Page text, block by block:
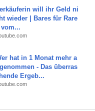
will ihr Geld ni
wieder | Bares für Rare
hat in 1 Monat mehr a
- Das überras
Ergeb...